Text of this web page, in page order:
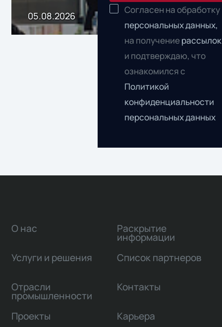
05.08.2026
Согласен на обработку
персональных данных,
на получениерассылок
и подтверждаю, что
ознакомился с
Политикой
конфиденциальности
персональных данных
О нас
Услуги и решения
Отрасли
промышленности
Проекты
Раскрытие
информации
Список партнеров
Контакты
Карьера